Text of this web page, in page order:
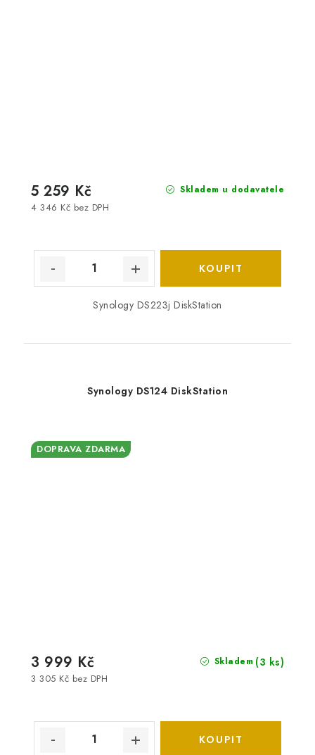
Skladem u dodavatele
4 346 Kč bez DPH
5 259 Kč
Synology DS223j DiskStation
Synology DS124 DiskStation
DOPRAVA ZDARMA
Skladem (3 ks)
3 305 Kč bez DPH
3 999 Kč